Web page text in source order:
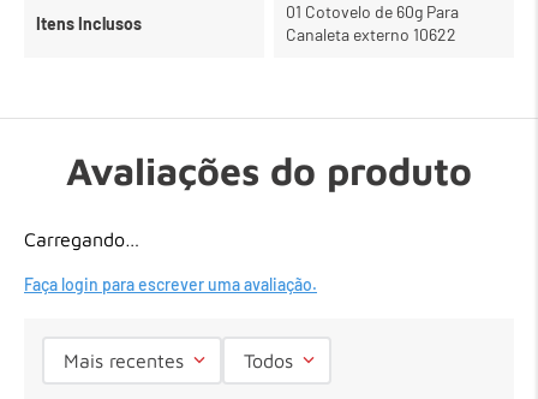
Itens Inclusos
01 Cotovelo de 60g Para
Canaleta externo 10622
Avaliações do produto
Carregando…
Faça login para escrever uma avaliação.
Mais recentes Todos